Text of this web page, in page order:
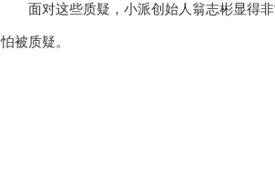
面对这些质疑，小派创始人翁志彬显得
怕被质疑。